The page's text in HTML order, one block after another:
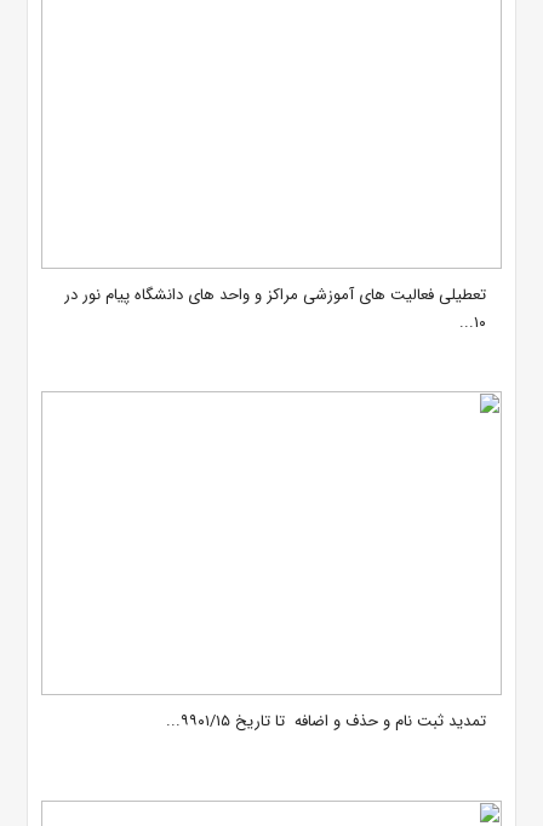
تعطیلی فعالیت های آموزشی مراکز و واحد های دانشگاه پیام نور در
۱۰...
تمدید ثبت نام و حذف و اضافه تا تاریخ ۹۹۰۱/۱۵...